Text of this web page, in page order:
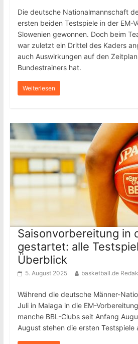
Die deutsche Nationalmannschaft
ersten beiden Testspiele in der EM-
Slowenien gewonnen. Doch beim
war zuletzt ein Drittel des Kaders
auch Auswirkungen auf den
Bundestrainers hat.
Weiterlesen
Saisonvorbereitung in
gestartet: alle
Überblick
5. August 2025 basketball.de
Während die deutsche Männer-
Juli in Malaga in die EM-
manche BBL-Clubs seit Anfang
August stehen die ersten Testspiele